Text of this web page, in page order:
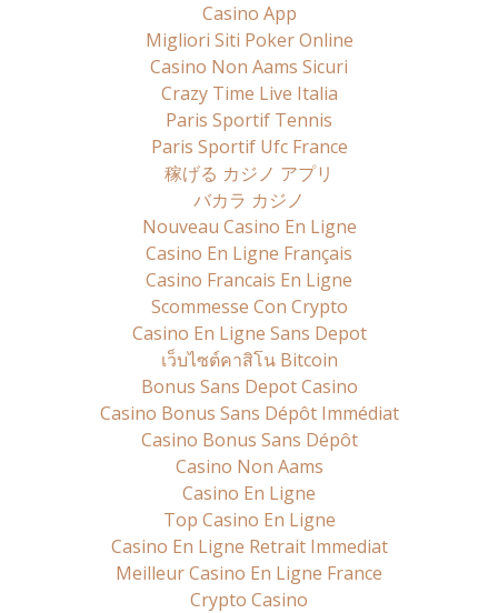
Casino App
Migliori Siti Poker Online
Casino Non Aams Sicuri
Crazy Time Live Italia
Paris Sportif Tennis
Paris Sportif Ufc France
稼げる カジノ アプリ
バカラ カジノ
Nouveau Casino En Ligne
Casino En Ligne Français
Casino Francais En Ligne
Scommesse Con Crypto
Casino En Ligne Sans Depot
เว็บไซต์คาสิโน Bitcoin
Bonus Sans Depot Casino
Casino Bonus Sans Dépôt Immédiat
Casino Bonus Sans Dépôt
Casino Non Aams
Casino En Ligne
Top Casino En Ligne
Casino En Ligne Retrait Immediat
Meilleur Casino En Ligne France
Crypto Casino